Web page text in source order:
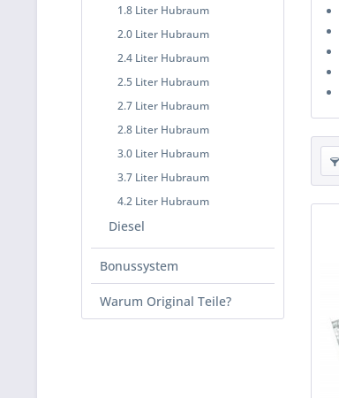
1.8 Liter Hubraum
2.0 Liter Hubraum
2.4 Liter Hubraum
2.5 Liter Hubraum
2.7 Liter Hubraum
2.8 Liter Hubraum
3.0 Liter Hubraum
3.7 Liter Hubraum
4.2 Liter Hubraum
Diesel
Bonussystem
Warum Original Teile?